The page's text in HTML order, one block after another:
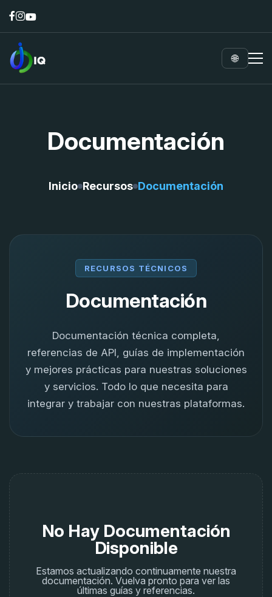
🌐
Documentación
Inicio Recursos Documentación
RECURSOS TÉCNICOS
Documentación
Documentación técnica completa,
referencias de API, guías de implementación
y mejores prácticas para nuestras soluciones
y servicios. Todo lo que necesita para
integrar y trabajar con nuestras plataformas.
No Hay Documentación
Disponible
Estamos actualizando continuamente nuestra
documentación. Vuelva pronto para ver las
últimas guías y referencias.